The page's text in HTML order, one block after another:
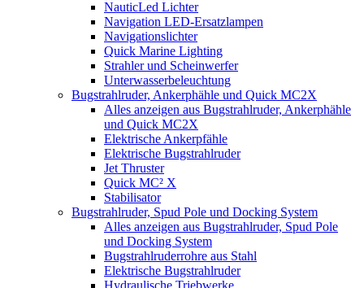
NauticLed Lichter
Navigation LED-Ersatzlampen
Navigationslichter
Quick Marine Lighting
Strahler und Scheinwerfer
Unterwasserbeleuchtung
Bugstrahlruder, Ankerphähle und Quick MC2X
Alles anzeigen aus Bugstrahlruder, Ankerphähle
und Quick MC2X
Elektrische Ankerpfähle
Elektrische Bugstrahlruder
Jet Thruster
Quick MC² X
Stabilisator
Bugstrahlruder, Spud Pole und Docking System
Alles anzeigen aus Bugstrahlruder, Spud Pole
und Docking System
Bugstrahlruderrohre aus Stahl
Elektrische Bugstrahlruder
Hydraulische Triebwerke